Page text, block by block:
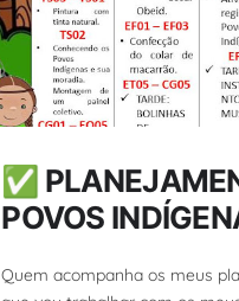
✅
POVOS
Quem acompanha os meus